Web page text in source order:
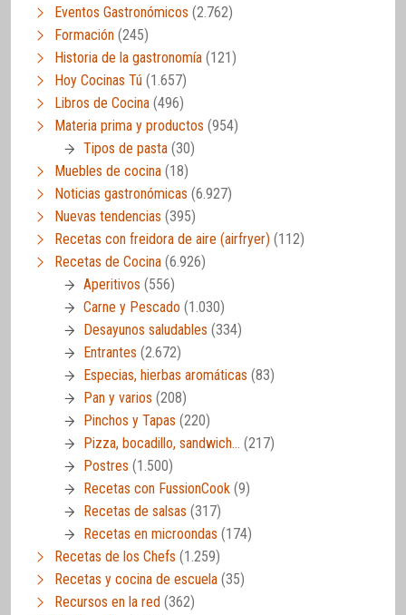
Eventos Gastronómicos (2.762)
Formación (245)
Historia de la gastronomía (121)
Hoy Cocinas Tú (1.657)
Libros de Cocina (496)
Materia prima y productos (954)
Tipos de pasta (30)
Muebles de cocina (18)
Noticias gastronómicas (6.927)
Nuevas tendencias (395)
Recetas con freidora de aire (airfryer) (112)
Recetas de Cocina (6.926)
Aperitivos (556)
Carne y Pescado (1.030)
Desayunos saludables (334)
Entrantes (2.672)
Especias, hierbas aromáticas (83)
Pan y varios (208)
Pinchos y Tapas (220)
Pizza, bocadillo, sandwich… (217)
Postres (1.500)
Recetas con FussionCook (9)
Recetas de salsas (317)
Recetas en microondas (174)
Recetas de los Chefs (1.259)
Recetas y cocina de escuela (35)
Recursos en la red (362)